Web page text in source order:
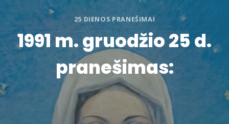
25 DIENOS PRANEŠIMAI
1991 m. gruodžio 25 d.
pranešimas: